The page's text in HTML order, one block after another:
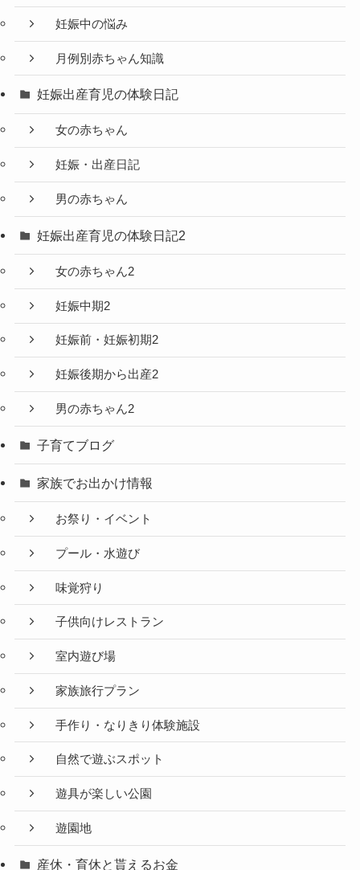
妊娠中の悩み
月例別赤ちゃん知識
妊娠出産育児の体験日記
女の赤ちゃん
妊娠・出産日記
男の赤ちゃん
妊娠出産育児の体験日記2
女の赤ちゃん2
妊娠中期2
妊娠前・妊娠初期2
妊娠後期から出産2
男の赤ちゃん2
子育てブログ
家族でお出かけ情報
お祭り・イベント
プール・水遊び
味覚狩り
子供向けレストラン
室内遊び場
家族旅行プラン
手作り・なりきり体験施設
自然で遊ぶスポット
遊具が楽しい公園
遊園地
産休・育休と貰えるお金